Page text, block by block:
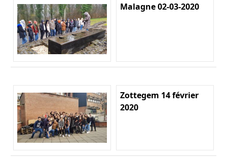
Malagne 02-03-2020
Zottegem 14 février
2020